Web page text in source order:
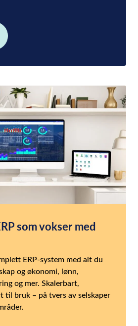
som vokser med
ERP-system med alt du
og økonomi, lønn,
og mer. Skalerbart,
til bruk – på tvers av selskaper